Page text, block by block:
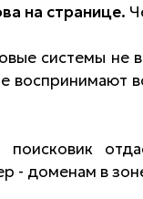
на странице.
системы не
воспринимают
поисковик
- доменам в